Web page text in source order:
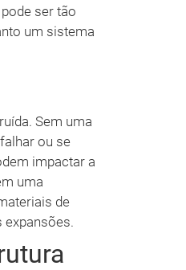
ser tão
um sistema
Sem uma
ou se
impactar a
uma
de
expansões.